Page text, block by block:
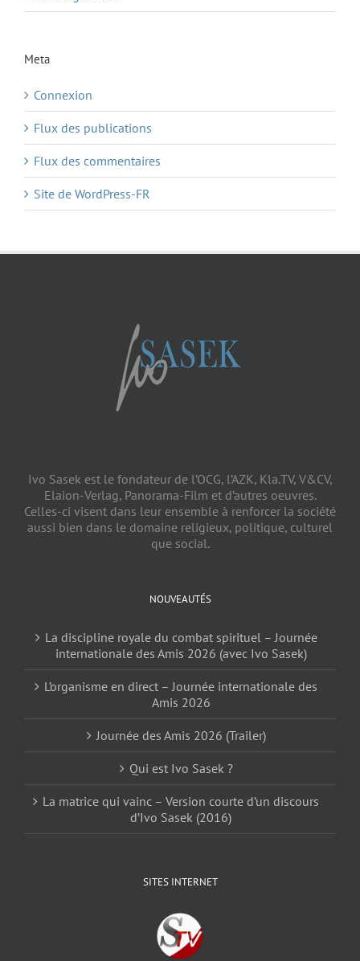
Meta
Connexion
Flux des publications
Flux des commentaires
Site de WordPress-FR
Ivo Sasek est le fondateur de l’OCG, l’AZK, Kla.TV, V&CV,
Elaion-Verlag, Panorama-Film et d’autres oeuvres.
Celles-ci visent dans leur ensemble à renforcer la société
aussi bien dans le domaine religieux, politique, culturel
que social.
NOUVEAUTÉS
La discipline royale du combat spirituel – Journée
internationale des Amis 2026 (avec Ivo Sasek)
L’organisme en direct – Journée internationale des
Amis 2026
Journée des Amis 2026 (Trailer)
Qui est Ivo Sasek ?
La matrice qui vainc – Version courte d’un discours
d’Ivo Sasek (2016)
SITES INTERNET